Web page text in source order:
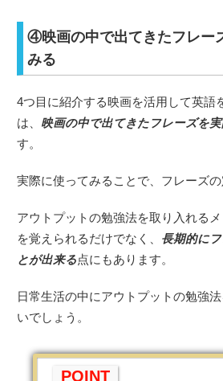
④映画の中で出てきたフレー
みる
4つ目に紹介する映画を活用して英語
は、 映画の中で出てきたフレーズを
す。
実際に使ってみることで、フレーズの
アウトプットの勉強法を取り入れる
を覚えられるだけでなく、 長期的に
とが出来る点にもあります。
日常生活の中にアウトプットの勉強
いでしょう。
POINT